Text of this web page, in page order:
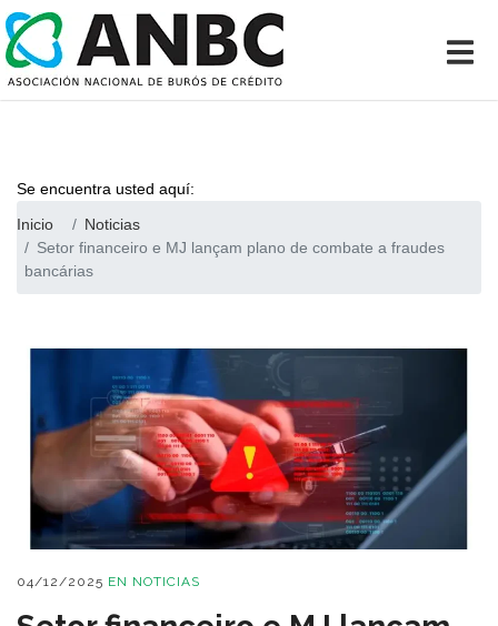
Se encuentra usted aquí:
Inicio
Noticias
Setor financeiro e MJ lançam plano de combate a fraudes
bancárias
04/12/2025 EN NOTICIAS